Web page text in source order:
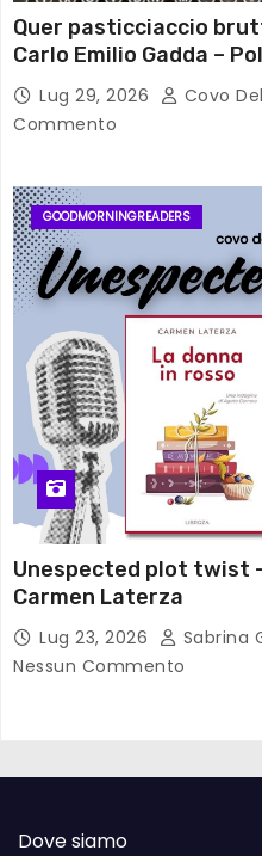
Quer pasticciaccio
Carlo Emilio Gadda –
Lug 29, 2026 Covo
Commento
GOODMORNINGREADERS
Unespected plot twist
Carmen Laterza
Lug 23, 2026
Sabrina
Nessun Commento
Dove siamo